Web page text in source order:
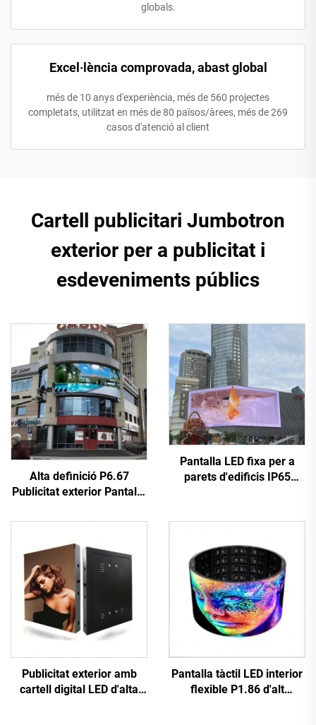
globals.
Excel·lència comprovada, abast global
més de 10 anys d'experiència, més de 560 projectes
completats, utilitzat en més de 80 països/àrees, més de 269
casos d'atenció al client
Cartell publicitari Jumbotron
exterior per a publicitat i
esdeveniments públics
Alta definició P6.67
Publicitat exterior Pantalla
de pantalla digital LED a
Pantalla LED fixa per a
parets d'edificis IP65
publicitat comercial
Publicitat exterior amb
cartell digital LED d'alta
Pantalla tàctil LED interior
flexible P1.86 d'alt